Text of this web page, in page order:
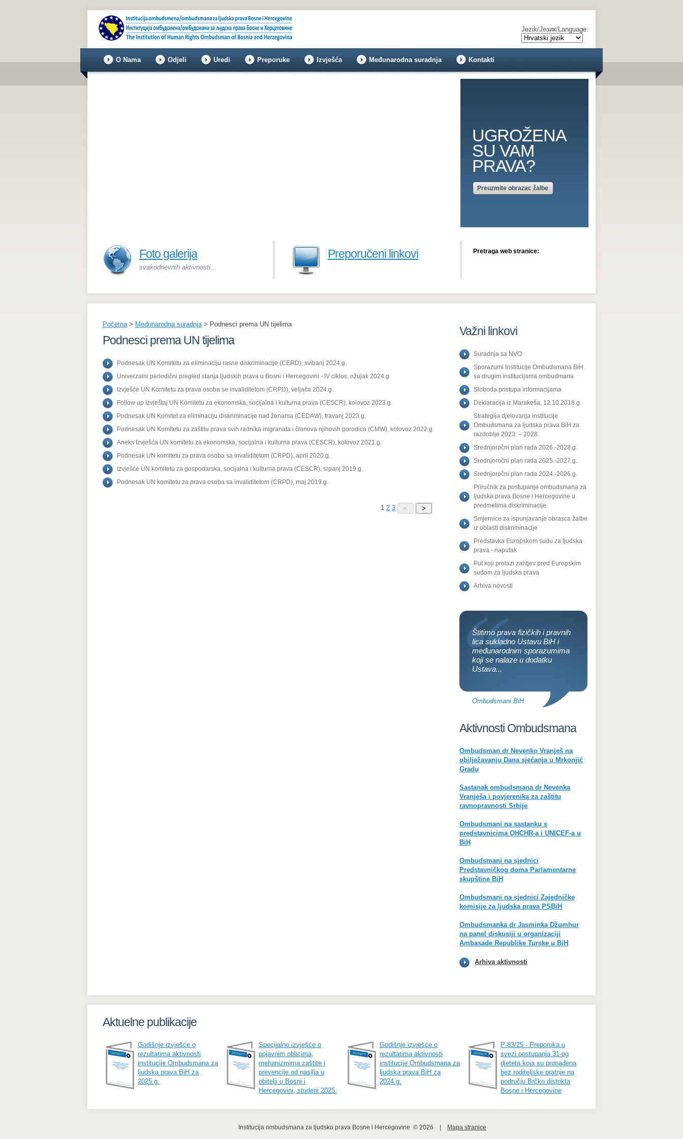
Jezik/Језик/Language:
O Nama Odjeli Uredi Preporuke Izvješća Međunarodna suradnja Kontakti
UGROŽENA
SU VAM
PRAVA?
Preuzmite obrazac žalbe
Foto galerija
svakodnevnih aktivnosti...
Preporučeni linkovi Pretraga web stranice:
Početna> Međunarodna suradnja> Podnesci prema UN tijelima
Podnesci prema UN tijelima
Podnesak UN Komitetu za eliminaciju rasne diskriminacije (CERD), svibanj 2024.g.
Univerzalni periodični pregled stanja ljudskih prava u Bosni i Hercegovini - IV ciklus, ožujak 2024.g.
Izvješće UN Komitetu za prava osoba se invaliditetom (CRPD), veljača 2024.g.
Follow up Izvještaj UN Komitetu za ekonomska, socijalna i kulturna prava (CESCR), kolovoz 2023.g.
Podnesak UN Komitet za eliminaciju diskriminacije nad ženama (CEDAW), travanj 2023.g.
Podnesak UN Komitetu za zaštitu prava svih radnika migranata i članova njihovih porodica (CMW), kolovoz 2022.g.
Aneks Izvješća UN komitetu za ekonomska, socijalna i kulturna prava (CESCR), kolovoz 2021.g.
Podnesak UN komitetu za prava osoba sa invaliditetom (CRPD), april 2020.g.
Izvješće UN komitetu za gospodarska, socijalna i kulturna prava (CESCR), srpanj 2019.g.
Podnesak UN komitetu za prava osoba sa invaliditetom (CRPD), maj 2019.g.
1 2 3
Važni linkovi
Suradnja sa NVO
Sporazumi Institucije Ombudsmana BiH
sa drugim institucijama ombudmana
Sloboda pristupa informacijama
Deklaracija iz Marakeša, 12.10.2018.g.
Strategija djelovanja institucije
Ombudsmana za ljudska prava BiH za
razdoblje 2023. – 2028.
Srednjoročni plan rada 2026.-2028.g.
Srednjoročni plan rada 2025.-2027.g.
Srednjoročni plan rada 2024.-2026.g.
Priručnik za postupanje ombudsmana za
ljudska prava Bosne i Hercegovine u
predmetima diskriminacije
Smjernice za ispunjavanje obrasca žalbe
iz oblasti diskriminacije
Predstavka Europskom sudu za ljudska
prava - naputak
Put koji prolazi zahtjev pred Europskim
sudom za ljudska prava
Arhiva novosti
Štitimo prava fizičkih i pravnih
lica sukladno Ustavu BiH i
međunarodnim sporazumima
koji se nalaze u dodatku
Ustava...
Ombudsmani BiH
Aktivnosti Ombudsmana
Ombudsman dr Nevenko Vranješ na
obilježavanju Dana sjećanja u Mrkonjić
Gradu
Sastanak ombudsmana dr Nevenka
Vranješa i povjerenika za zaštitu
ravnopravnosti Srbije
Ombudsmani na sastanku s
predstavnicima OHCHR-a i UNICEF-a u
BiH
Ombudsmani na sjednici
Predstavničkog doma Parlamentarne
skupštine BiH
Ombudsmani na sjednici Zajedničke
komisije za ljudska prava PSBiH
Ombudsmanka dr Jasminka Džumhur
na panel diskusiji u organizaciji
Ambasade Republike Turske u BiH
Arhiva aktivnosti
Aktuelne publikacije
Godišnje izvješće o
rezultatima aktivnosti
institucije Ombudsmana za
ljudska prava BiH za
2025.g.
Specijalno izvješće o
pojavnim oblicima,
mehanizmima zaštite i
prevencije od nasilja u
obitelji u Bosni i
Hercegovini, studeni 2025.
Godišnje izvješće o
rezultatima aktivnosti
institucije Ombudsmana za
ljudska prava BiH za
2024.g.
P-83/25 - Preporuka u
svezi postupanja 31-og
djeteta koja su pronađena
bez roditeljske pratnje na
području Brčko distrikta
Bosne i Hercegovine
Institucija ombudsmana za ljudska prava Bosne i Hercegovine  © 2026    | Mapa stranice